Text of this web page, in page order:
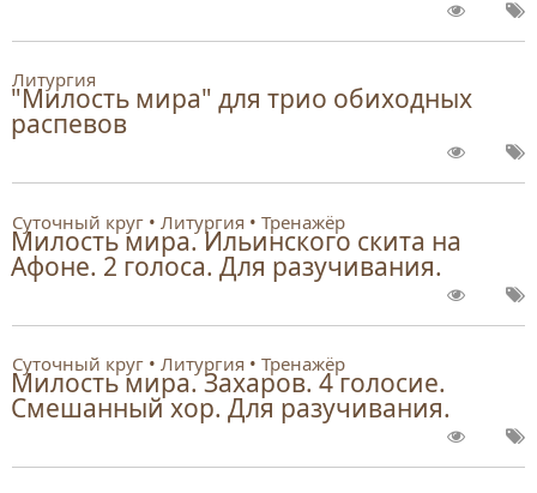
Литургия
"Милость мира" для трио обиходных
распевов
Суточный круг Литургия Тренажёр
Милость мира. Ильинского скита на
Афоне. 2 голоса. Для разучивания.
Суточный круг Литургия Тренажёр
Милость мира. Захаров. 4 голосие.
Смешанный хор. Для разучивания.